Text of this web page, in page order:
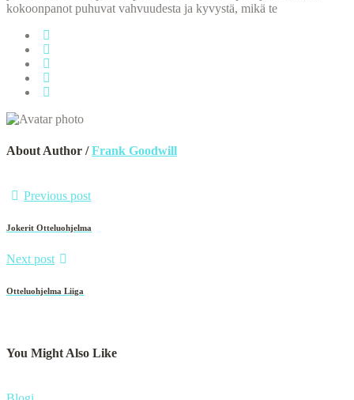
kokoonpanot puhuvat vahvuudesta ja kyvystä, mikä te
About Author /Frank Goodwill
Previous post
Jokerit Otteluohjelma
Next post
Otteluohjelma Liiga
You Might Also Like